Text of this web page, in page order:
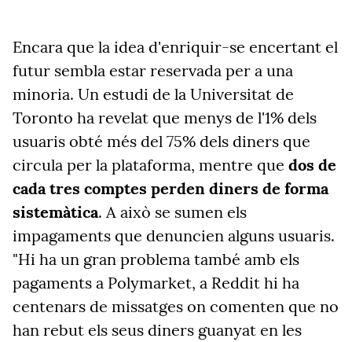
Encara que la idea d'enriquir-se encertant el
futur sembla estar reservada per a una
minoria. Un estudi de la Universitat de
Toronto ha revelat que menys de l'1% dels
usuaris obté més del 75% dels diners que
circula per la plataforma, mentre que dos de
cada tres comptes perden diners de forma
sistemàtica. A això se sumen els
impagaments que denuncien alguns usuaris.
"Hi ha un gran problema també amb els
pagaments a Polymarket, a Reddit hi ha
centenars de missatges on comenten que no
han rebut els seus diners guanyat en les